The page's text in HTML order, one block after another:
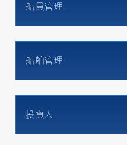
船員管理
船舶管理
投資人